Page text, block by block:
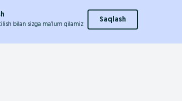
bilan sizga ma’lum qilamiz
Saqlash